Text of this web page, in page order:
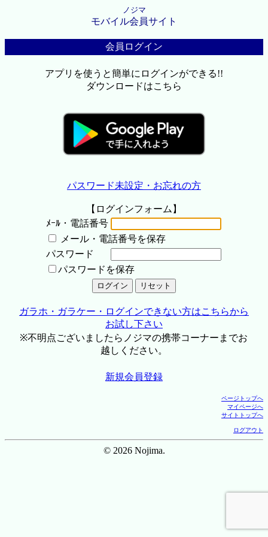
ノジマ
モバイル会員サイト
会員ログイン
アプリを使うと簡単にログインができる!!
ダウンロードはこちら
パスワード未設定・お忘れの方
【ログインフォーム】
ﾒｰﾙ・電話番号
メール・電話番号を保存
パスワード
パスワードを保存
ガラホ・ガラケー・ログインできない方はこちらから
お試し下さい
※不明点ございましたらノジマの携帯コーナーまでお
越しください。
新規会員登録
ページトップへ
マイページへ
サイトトップへ
ログアウト
© 2026 Nojima.